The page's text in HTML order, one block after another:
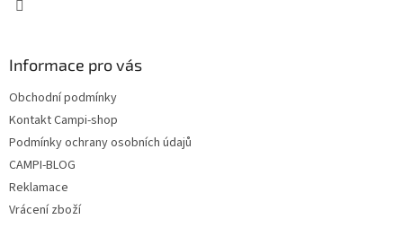
Informace pro vás
Obchodní podmínky
Kontakt Campi-shop
Podmínky ochrany osobních údajů
CAMPI-BLOG
Reklamace
Vrácení zboží